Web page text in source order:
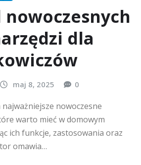
nowoczesnych
dla
maj 8, 2025 0
nowoczesne
warto mieć w domowym
ich funkcje, zastosowania oraz
omawia…